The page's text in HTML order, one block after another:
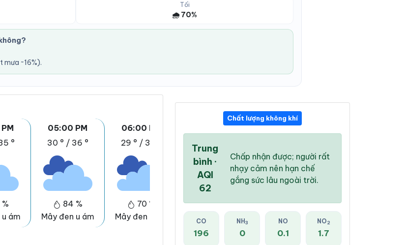
Tối
🌧️ 70%
mưa ~16%).
°
ám
05:00 PM
30 ° / 36 °
84 %
Mây đen u ám
06:00 PM
29 ° / 36 °
70 %
Mây đen u ám
07:00 PM
29 °
55 %
Mây đen u ám
08:00 PM
38 %
Mây rải rác
Chất lượng không khí
Trung
bình ·
AQI
62
Chấp nhận được; người rất
nhạy cảm nên hạn chế
gắng sức lâu ngoài trời.
CO
196
NH 3
0
NO
0.1
NO2
1.7